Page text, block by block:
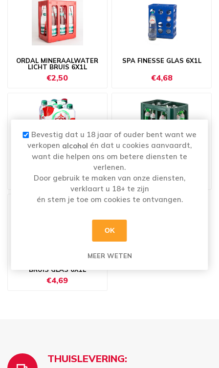
ORDAL MINERAALWATER
LICHT BRUIS 6X1L
€2,50
SPA FINESSE GLAS 6X1L
€4,68
SPA FINESSE PET 6X50CL
€4,30 €9,89
BRUIS GLAS 6X1L
€4,69
THUISLEVERING:
Bevestig dat u 18 jaar of ouder bent want we
verkopen alcohol én dat u cookies aanvaardt,
want die helpen ons om betere diensten te
verlenen.
Door gebruik te maken van onze diensten,
verklaart u 18+ te zijn
én stem je toe om cookies te ontvangen.
OK
MEER WETEN